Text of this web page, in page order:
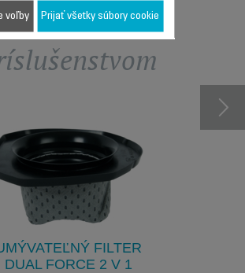
obchodu s
FILTER
DUAL FORCE 2 V 1
voľby Prijať všetky súbory cookie